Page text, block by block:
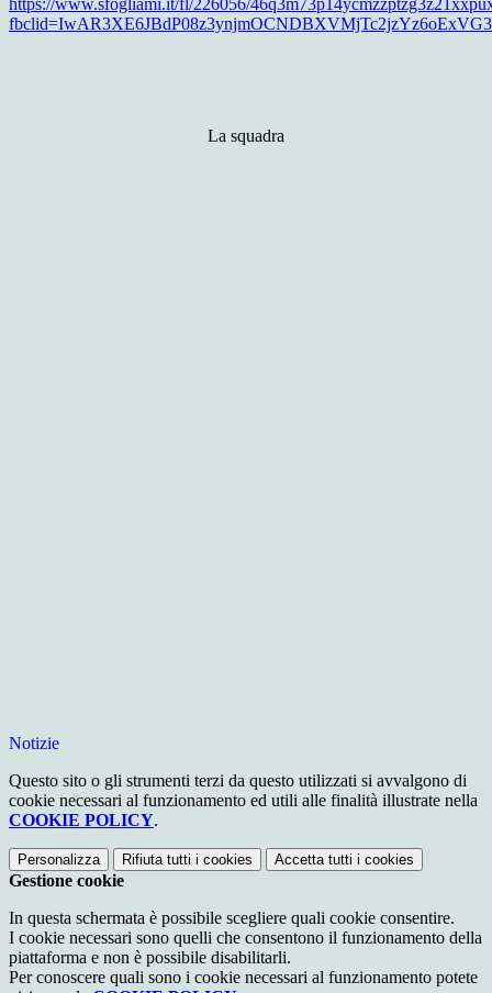
https://www.sfogliami.it/fl/226056/
La squadra
Notizie
Questo sito o gli strumenti terzi da questo utilizzati si avvalgono di
cookie necessari al funzionamento ed utili alle finalità illustrate nella
COOKIE POLICY.
Personalizza Rifiuta tutti i cookies Accetta tutti i cookies
Gestione cookie
In questa schermata è possibile scegliere quali cookie consentire.
I cookie necessari sono quelli che consentono il funzionamento della
piattaforma e non è possibile disabilitarli.
Per conoscere quali sono i cookie necessari al funzionamento potete